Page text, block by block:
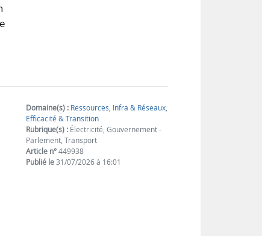
Domaine(s) : Ressources, Infra & Réseaux,
Efficacité & Transition
Rubrique(s) : Électricité, Gouvernement -
Parlement, Transport
Article n°449938
Publié le31/07/2026 à 16:01